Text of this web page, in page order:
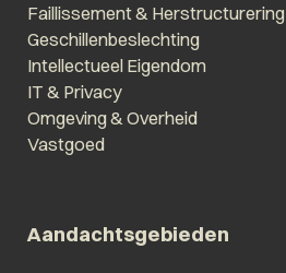
Faillissement & Herstructurering
Geschillenbeslechting
Intellectueel Eigendom
IT & Privacy
Omgeving & Overheid
Vastgoed
Aandachtsgebieden